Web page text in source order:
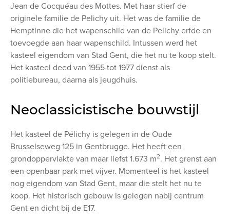
Jean de Cocquéau des Mottes. Met haar stierf de
originele familie de Pelichy uit. Het was de familie de
Hemptinne die het wapenschild van de Pelichy erfde en
toevoegde aan haar wapenschild. Intussen werd het
kasteel eigendom van Stad Gent, die het nu te koop stelt.
Het kasteel deed van 1955 tot 1977 dienst als
politiebureau, daarna als jeugdhuis.
Neoclassicistische bouwstijl
Het kasteel de Pélichy is gelegen in de Oude
Brusselseweg 125 in Gentbrugge. Het heeft een
grondoppervlakte van maar liefst 1.673 m2. Het grenst aan
een openbaar park met vijver. Momenteel is het kasteel
nog eigendom van Stad Gent, maar die stelt het nu te
koop. Het historisch gebouw is gelegen nabij centrum
Gent en dicht bij de E17.